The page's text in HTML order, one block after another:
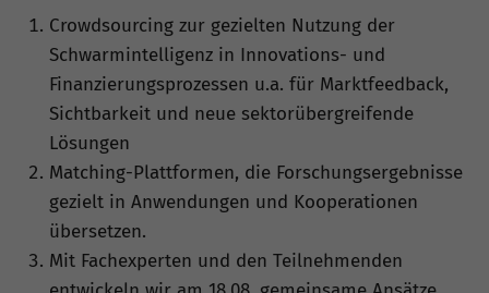
Crowdsourcing zur gezielten Nutzung der
Schwarmintelligenz in Innovations- und
Finanzierungsprozessen u.a. für Marktfeedback,
Sichtbarkeit und neue sektorübergreifende
Lösungen
Matching-Plattformen, die Forschungsergebnisse
gezielt in Anwendungen und Kooperationen
übersetzen.
Mit Fachexperten und den Teilnehmenden